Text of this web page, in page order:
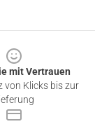
mit Vertrauen
von Klicks bis zur